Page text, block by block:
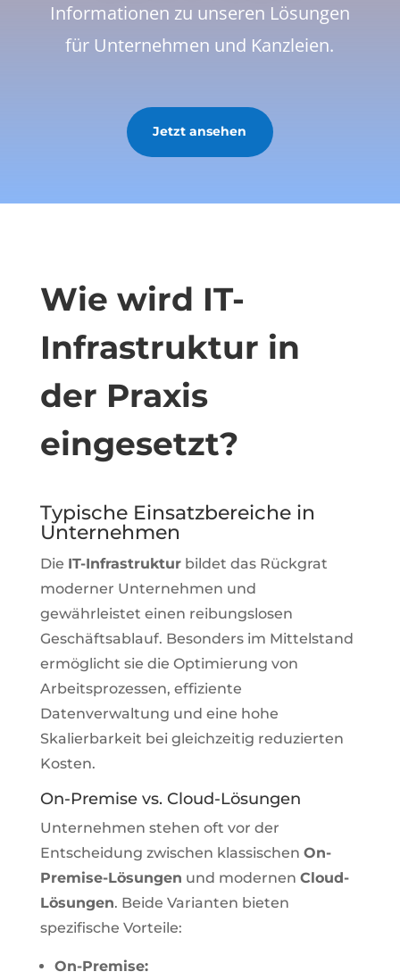
Informationen zu unseren Lösungen
für Unternehmen und Kanzleien.
Jetzt ansehen
Wie wird IT-
Infrastruktur in
der Praxis
eingesetzt?
Typische Einsatzbereiche in
Unternehmen
Die IT-Infrastrukturbildet das Rückgrat
moderner Unternehmen und
gewährleistet einen reibungslosen
Geschäftsablauf. Besonders im Mittelstand
ermöglicht sie die Optimierung von
Arbeitsprozessen, effiziente
Datenverwaltung und eine hohe
Skalierbarkeit bei gleichzeitig reduzierten
Kosten.
On-Premise vs. Cloud-Lösungen
Unternehmen stehen oft vor der
Entscheidung zwischen klassischen On-
Premise-Lösungen und modernen Cloud-
Lösungen. Beide Varianten bieten
spezifische Vorteile:
On-Premise: